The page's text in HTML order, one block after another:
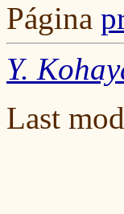
Página
Y.
Last